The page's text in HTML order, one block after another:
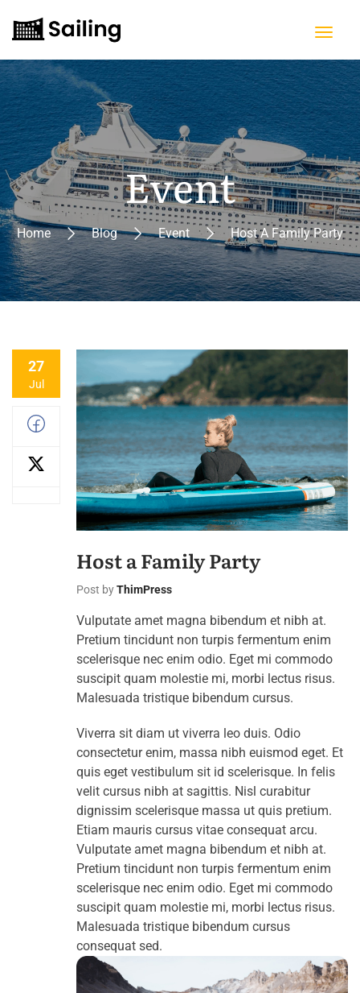
Event
Home Blog Event Host A Family Party
27
Jul
Host a Family Party
Post byThimPress
Vulputate amet magna bibendum et nibh at.
Pretium tincidunt non turpis fermentum enim
scelerisque nec enim odio. Eget mi commodo
suscipit quam molestie mi, morbi lectus risus.
Malesuada tristique bibendum cursus.
Viverra sit diam ut viverra leo duis. Odio
consectetur enim, massa nibh euismod eget. Et
quis eget vestibulum sit id scelerisque. In felis
velit cursus nibh at sagittis. Nisl curabitur
dignissim scelerisque massa ut quis pretium.
Etiam mauris cursus vitae consequat arcu.
Vulputate amet magna bibendum et nibh at.
Pretium tincidunt non turpis fermentum enim
scelerisque nec enim odio. Eget mi commodo
suscipit quam molestie mi, morbi lectus risus.
Malesuada tristique bibendum cursus
consequat sed.